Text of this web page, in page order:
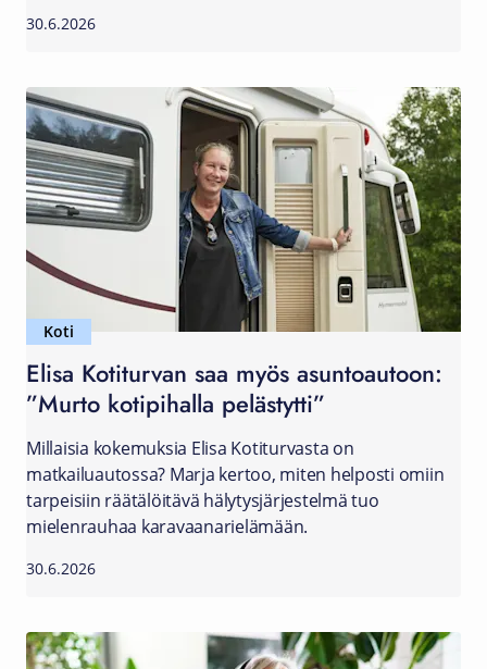
30.6.2026
Koti
Elisa Kotiturvan saa myös asuntoautoon:
”Murto kotipihalla pelästytti”
Millaisia kokemuksia Elisa Kotiturvasta on
matkailuautossa? Marja kertoo, miten helposti omiin
tarpeisiin räätälöitävä hälytysjärjestelmä tuo
mielenrauhaa karavaanarielämään.
30.6.2026